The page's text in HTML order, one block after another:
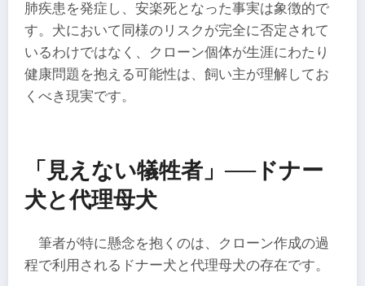
肺疾患を発症し、安楽死となった事実は象徴的で
す。犬において同様のリスクが完全に否定されて
いるわけではなく、クローン個体が生涯にわたり
健康問題を抱える可能性は、飼い主が理解してお
くべき現実です。
「見えない犠牲者」──ドナー
犬と代理母犬
筆者が特に懸念を抱くのは、クローン作成の過
程で利用されるドナー犬と代理母犬の存在です。